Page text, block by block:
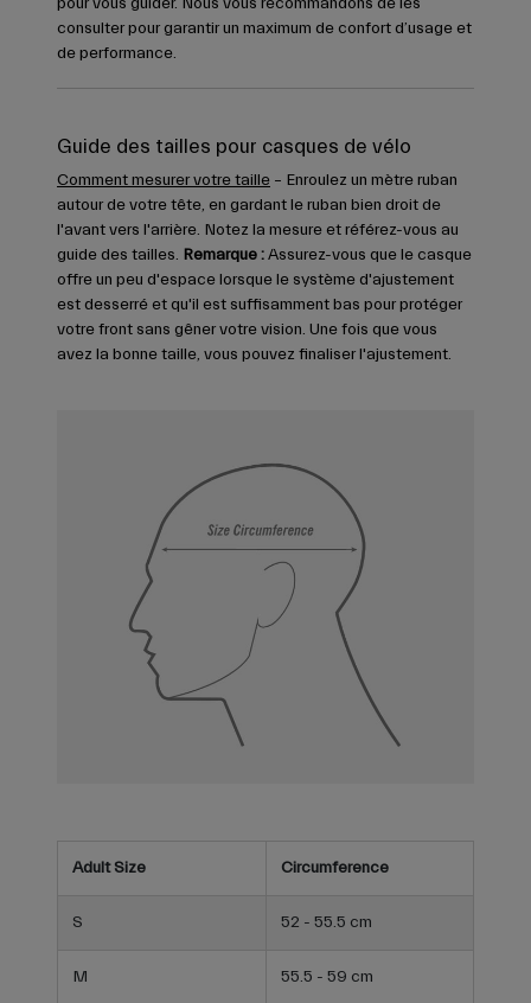
consulter pour garantir un maximum de confort d’usage et
de performance.
Guide des tailles pour casques de vélo
Comment mesurer votre taille – Enroulez un mètre ruban
autour de votre tête, en gardant le ruban bien droit de
l'avant vers l'arrière. Notez la mesure et référez-vous au
guide des tailles. Remarque :Assurez-vous que le casque
offre un peu d'espace lorsque le système d'ajustement
est desserré et qu'il est suffisamment bas pour protéger
votre front sans gêner votre vision. Une fois que vous
avez la bonne taille, vous pouvez finaliser l'ajustement.
Adult Size Circumference
S 52 - 55.5 cm
M 55.5 - 59 cm